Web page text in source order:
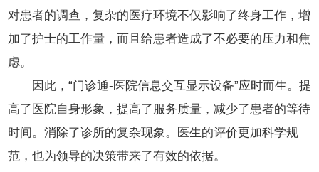
对患者的调查，复杂的医疗环境不仅影响了终身工作，增
加了护士的工作量，而且给患者造成了不必要的压力和焦
虑。
因此，“门诊通-医院信息交互显示设备”应时而生。提
高了医院自身形象，提高了服务质量，减少了患者的等待
时间。消除了诊所的复杂现象。医生的评价更加科学规
范，也为领导的决策带来了有效的依据。